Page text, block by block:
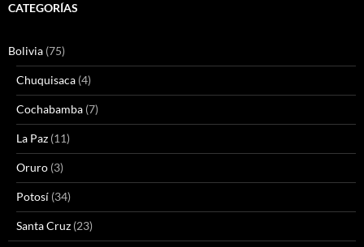
CATEGORÍAS
Bolivia (75)
Chuquisaca (4)
Cochabamba (7)
La Paz (11)
Oruro (3)
Potosí (34)
Santa Cruz (23)